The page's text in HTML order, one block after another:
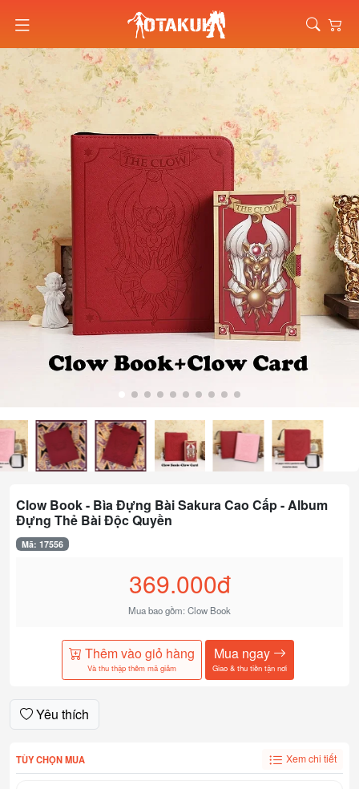
Clow Book - Bìa Đựng Bài Sakura Cao Cấp - Album
Đựng Thẻ Bài Độc Quyền
Mã: 17556
369.000đ
Mua bao gồm: Clow Book
Thêm vào giỏ hàng
Và thu thập thêm mã giảm
Mua ngay
Giao & thu tiền tận nơi
Yêu thích
TÙY CHỌN MUA Xem chi tiết